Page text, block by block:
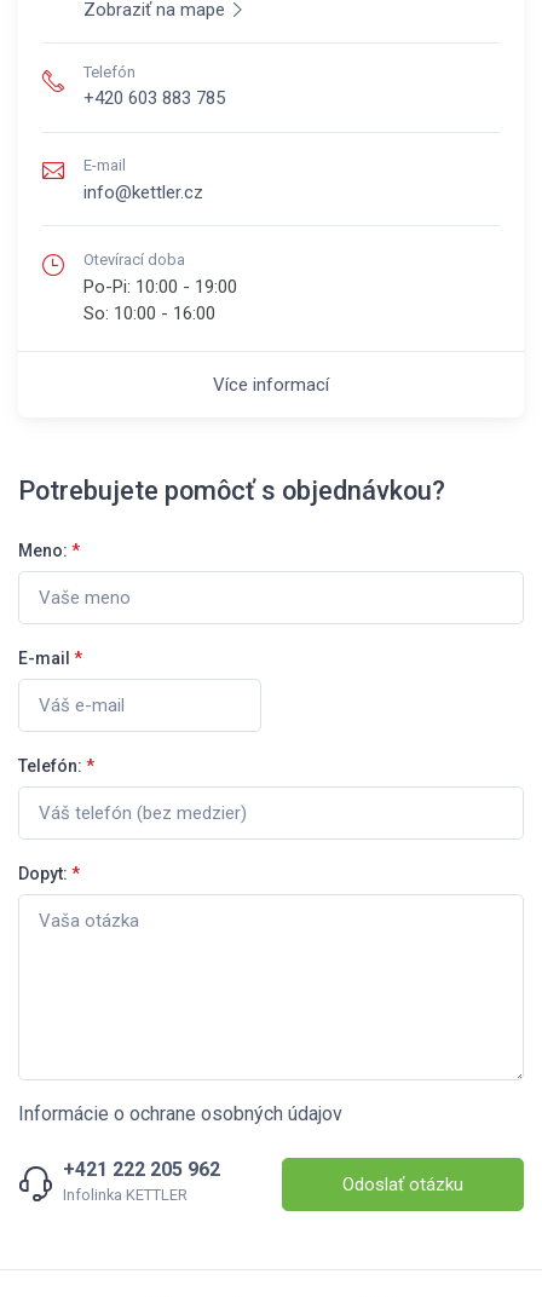
Zobraziť na mape
Telefón
+420 603 883 785
E-mail
info@kettler.cz
Otevírací doba
Po-Pi: 10:00 - 19:00
So: 10:00 - 16:00
Více informací
Potrebujete pomôcť s objednávkou?
Meno: *
E-mail *
Telefón: *
Dopyt: *
Informácie o ochrane osobných údajov
+421 222 205 962
Infolinka KETTLER Odoslať otázku